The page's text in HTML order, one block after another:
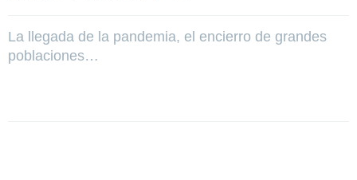
La llegada de la pandemia, el encierro de grandes
poblaciones…